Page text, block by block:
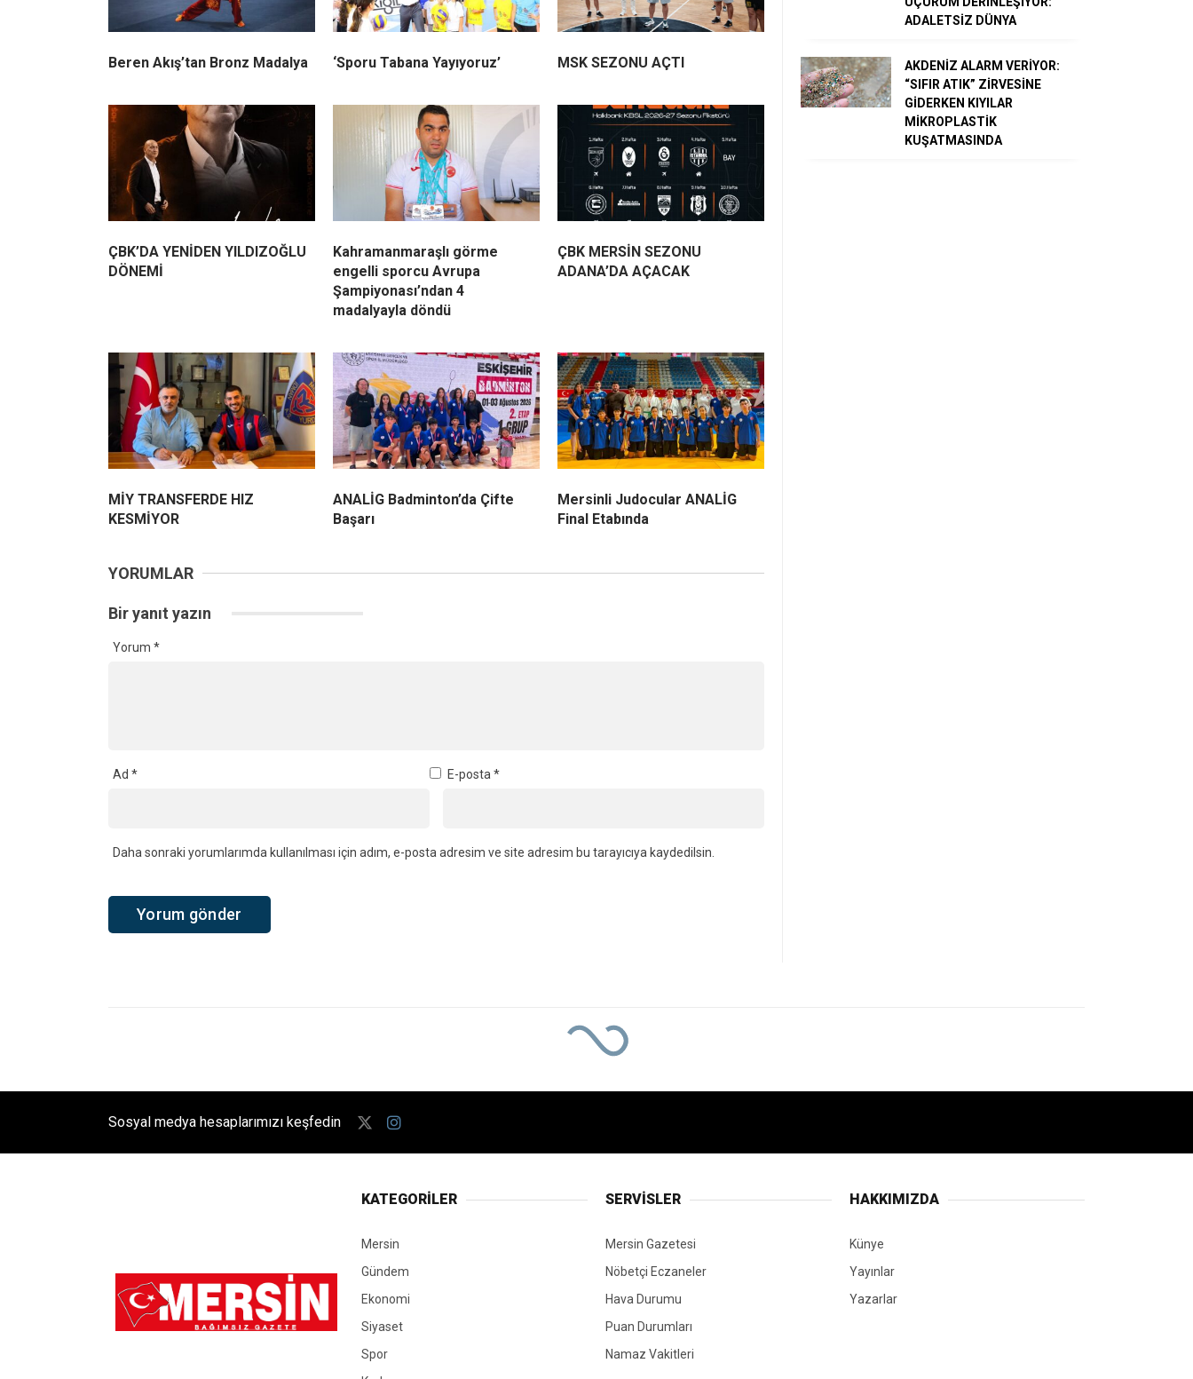
Beren Akış’tan Bronz Madalya ‘Sporu Tabana Yayıyoruz’ MSK SEZONU AÇTI
ÇBK’DA YENİDEN YILDIZOĞLU
DÖNEMİ
Kahramanmaraşlı görme
engelli sporcu Avrupa
Şampiyonası’ndan 4
madalyayla döndü
ÇBK MERSİN SEZONU
ADANA’DA AÇACAK
MİY TRANSFERDE HIZ
KESMİYOR
ANALİG Badminton’da Çifte
Başarı
Mersinli Judocular ANALİG
Final Etabında
YORUMLAR
Bir yanıt yazın
Yorum *
Ad * E-posta *
Daha sonraki yorumlarımda kullanılması için adım, e-posta adresim ve site adresim bu tarayıcıya kaydedilsin.
ADALETSİZ DÜNYA
AKDENİZ ALARM VERİYOR:
“SIFIR ATIK” ZİRVESİNE
GİDERKEN KIYILAR
MİKROPLASTİK
KUŞATMASINDA
Sosyal medya hesaplarımızı keşfedin
KATEGORİLER
Mersin
Gündem
Ekonomi
Siyaset
Spor
SERVİSLER
Mersin Gazetesi
Nöbetçi Eczaneler
Hava Durumu
Puan Durumları
Namaz Vakitleri
HAKKIMIZDA
Künye
Yayınlar
Yazarlar